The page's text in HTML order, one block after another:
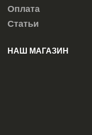
Оплата
Статьи
НАШ МАГАЗИН